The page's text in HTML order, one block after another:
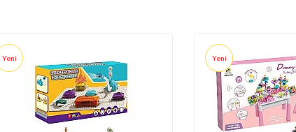
Yeni Yeni